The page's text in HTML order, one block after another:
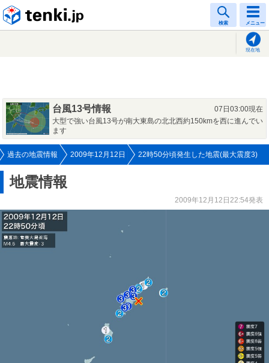
検索 メニュー
現在地
台風13号情報
07日03:00現在
大型で強い台風13号が南大東島の北北西約150kmを西に進んでい
ます
過去の地震情報 2009年12月12日 22時50分頃発生した地震(最大震度3)
地震情報
2009年12月12日22:54発表